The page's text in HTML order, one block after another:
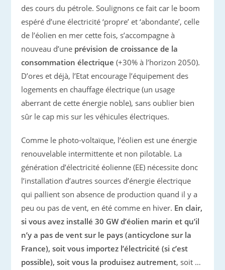
des cours du pétrole. Soulignons ce fait car le boom
espéré d’une électricité ‘propre’ et ‘abondante’, celle
de l’éolien en mer cette fois, s’accompagne à
nouveau d’une prévision de croissance de la
consommation électrique (+30% à l’horizon 2050).
D’ores et déjà, l’Etat encourage l’équipement des
logements en chauffage électrique (un usage
aberrant de cette énergie noble), sans oublier bien
sûr le cap mis sur les véhicules électriques.
Comme le photo-voltaïque, l’éolien est une énergie
renouvelable intermittente et non pilotable. La
génération d’électricité éolienne (EE) nécessite donc
l’installation d’autres sources d’énergie électrique
qui pallient son absence de production quand il y a
peu ou pas de vent, en été comme en hiver. En clair,
si vous avez installé 30 GW d’éolien marin et qu’il
n’y a pas de vent sur le pays (anticyclone sur la
France), soit vous importez l’électricité (si c’est
possible), soit vous la produisez autrement, soit …